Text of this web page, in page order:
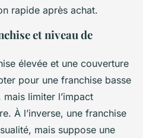
rapide après achat.
et niveau de
élevée et une couverture
pour une franchise basse
limiter l’impact
À l’inverse, une franchise
mais suppose une